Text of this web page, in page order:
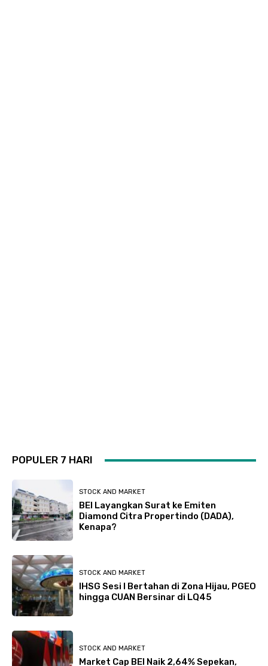
POPULER 7 HARI
STOCK AND MARKET
BEI Layangkan Surat ke Emiten
Diamond Citra Propertindo (DADA),
Kenapa?
STOCK AND MARKET
IHSG Sesi I Bertahan di Zona Hijau, PGEO
hingga CUAN Bersinar di LQ45
STOCK AND MARKET
Market Cap BEI Naik 2,64% Sepekan,